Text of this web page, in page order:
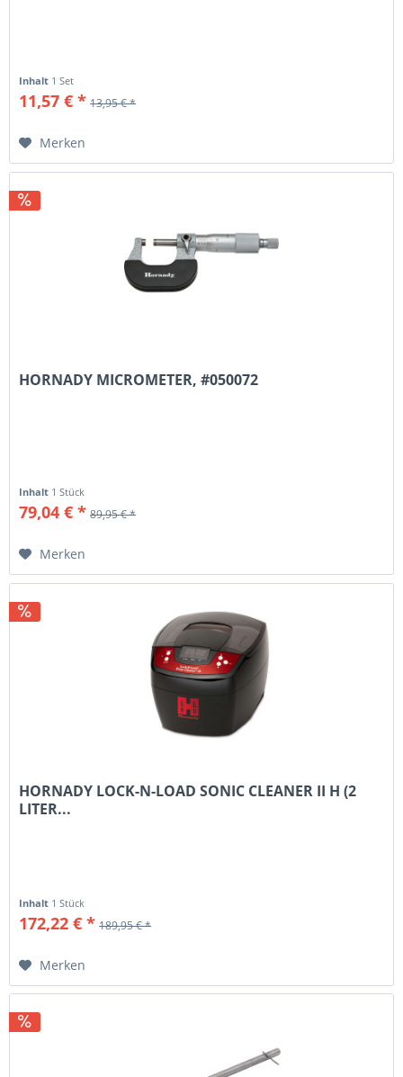
Inhalt 1 Set
11,57 € * 13,95 € *
Merken
HORNADY MICROMETER, #050072
Inhalt 1 Stück
79,04 € * 89,95 € *
Merken
HORNADY LOCK-N-LOAD SONIC CLEANER II H (2
LITER...
Inhalt 1 Stück
172,22 € * 189,95 € *
Merken